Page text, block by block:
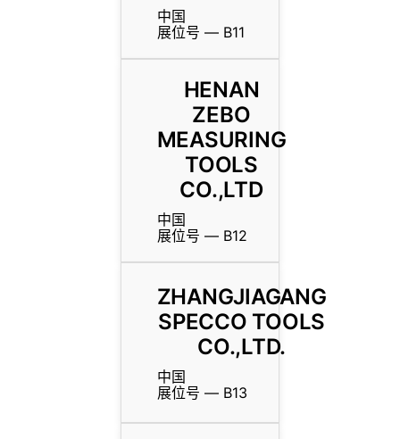
中国
展位号 — B11
HENAN
ZEBO
MEASURING
TOOLS
CO.,LTD
中国
展位号 — B12
ZHANGJIAGANG
SPECCO TOOLS
CO.,LTD.
中国
展位号 — B13